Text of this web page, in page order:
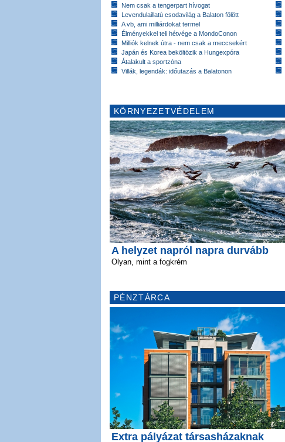
Nem csak a tengerpart hívogat
Levendulaillatú csodavilág a Balaton fölött
A vb, ami milliárdokat termel
Élményekkel teli hétvége a MondoConon
Milliók kelnek útra - nem csak a meccsekért
Japán és Korea beköltözik a Hungexpóra
Átalakult a sportzóna
Villák, legendák: időutazás a Balatonon
KÖRNYEZETVÉDELEM
A helyzet napról napra durvább
Olyan, mint a fogkrém
PÉNZTÁRCA
Extra pályázat társasházaknak